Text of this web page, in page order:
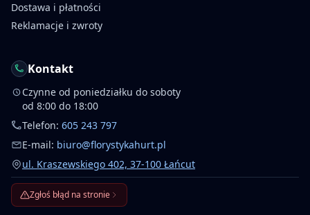
Dostawa i płatności
Reklamacje i zwroty
Kontakt
Czynne od poniedziałku do soboty
od 8:00 do 18:00
Telefon: 605 243 797
E-mail: biuro@florystykahurt.pl
ul. Kraszewskiego 402, 37-100 Łańcut
Zgłoś błąd na stronie